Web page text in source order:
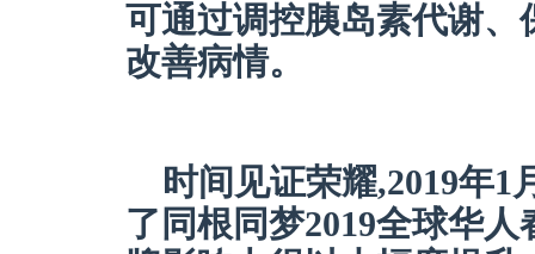
可通过调控胰岛素代谢
改善病情。
时间见证荣耀,2019年1
了同根同梦2019全球华